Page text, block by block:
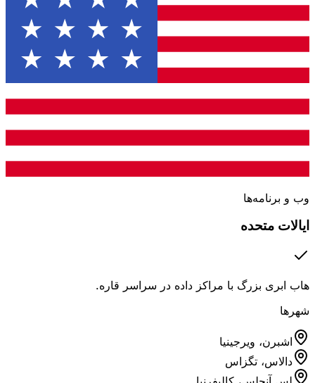
وب و برنامه‌ها
ایالات متحده
هاب ابری بزرگ با مراکز داده در سراسر قاره.
شهرها
اشبرن، ویرجینیا
دالاس، تگزاس